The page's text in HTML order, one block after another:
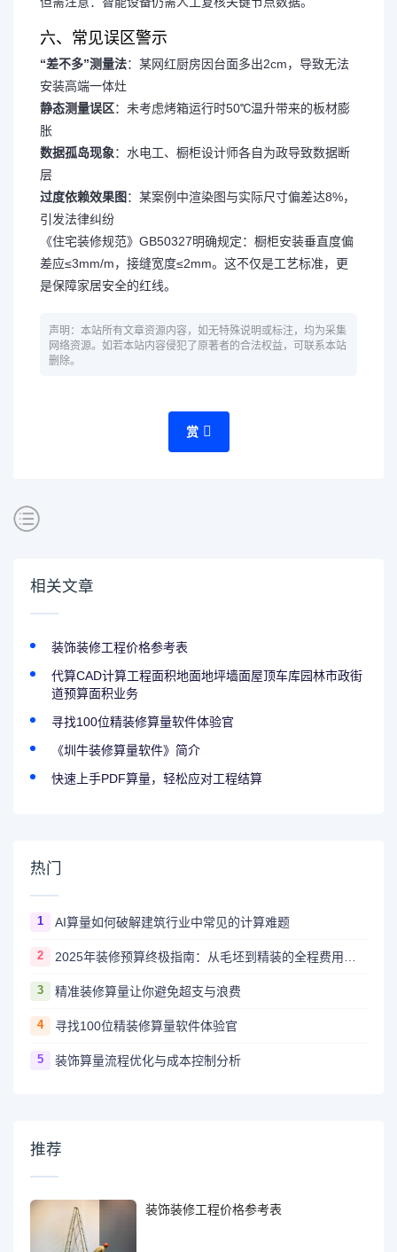
六、常见误区警示
“差不多”测量法：某网红厨房因台面多出2cm，导致无法
安装高端一体灶
静态测量误区：未考虑烤箱运行时50℃温升带来的板材膨
胀
数据孤岛现象：水电工、橱柜设计师各自为政导致数据断
层
过度依赖效果图 ：某案例中渲染图与实际尺寸偏差达8%，
引发法律纠纷
《住宅装修规范》GB50327明确规定：橱柜安装垂直度偏
差应≤3mm/m，接缝宽度≤2mm。这不仅是工艺标准，更
是保障家居安全的红线。
声明：本站所有文章资源内容，如无特殊说明或标注，均为采集
网络资源。如若本站内容侵犯了原著者的合法权益，可联系本站
删除。
赏
相关文章
装饰装修工程价格参考表
代算CAD计算工程面积地面地坪墙面屋顶车库园林市政街
道预算面积业务
寻找100位精装修算量软件体验官
《圳牛装修算量软件》简介
快速上手PDF算量，轻松应对工程结算
热门
1 AI算量如何破解建筑行业中常见的计算难题
2 2025年装修预算终极指南：从毛坯到精装的全程费用解析
3 精准装修算量让你避免超支与浪费
4 寻找100位精装修算量软件体验官
5 装饰算量流程优化与成本控制分析
推荐
装饰装修工程价格参考表